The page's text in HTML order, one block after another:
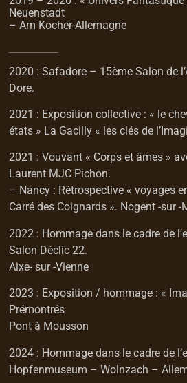
Neuenstadt
– Am Kocher-Allemagne
2020 : Safadore – 15ème Salon de
Dore.
2021 : Exposition collective : « le
états » La Gacilly « les clés de
2021 : Vouvant « Corps et âmes »
Laurent MJC Pichon.
– Nancy : Rétrospective « voyages
Carré des Coignards ». Nogent -sur -
2022 : Hommage dans le cadre de
Salon Déclic 22.
Aixe- sur -Vienne
2023 : Exposition / hommage : «
Prémontrés
Pont à Mousson
2024 : Hommage dans le cadre de
Hopfenmuseum – Wolnzach –